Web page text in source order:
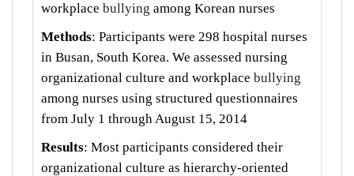
workplace bullying among Korean nurses
Methods: Participants were 298 hospital nurses
in Busan, South Korea. We assessed nursing
organizational culture and workplace bullying
among nurses using structured questionnaires
from July 1 through August 15, 2014
Results: Most participants considered their
organizational culture as hierarchy-oriented